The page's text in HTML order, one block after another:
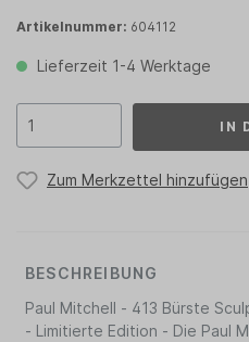
Artikelnummer: 604112
Lieferzeit 1-4 Werktage
IN
Zum Merkzettel hinzufügen
BESCHREIBUNG
Paul Mitchell - 413 Bürste
- Limitierte Edition - Die Paul